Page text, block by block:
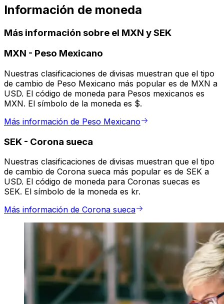
Información de moneda
Más información sobre el MXN y SEK
MXN - Peso Mexicano
Nuestras clasificaciones de divisas muestran que el tipo
de cambio de Peso Mexicano más popular es de MXN a
USD. El código de moneda para Pesos mexicanos es
MXN. El símbolo de la moneda es $.
Más información de Peso Mexicano
SEK - Corona sueca
Nuestras clasificaciones de divisas muestran que el tipo
de cambio de Corona sueca más popular es de SEK a
USD. El código de moneda para Coronas suecas es
SEK. El símbolo de la moneda es kr.
Más información de Corona sueca